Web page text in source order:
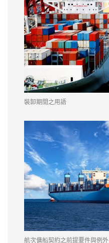
裝卸期間之用語
航次傭船契約之前提要件與例外